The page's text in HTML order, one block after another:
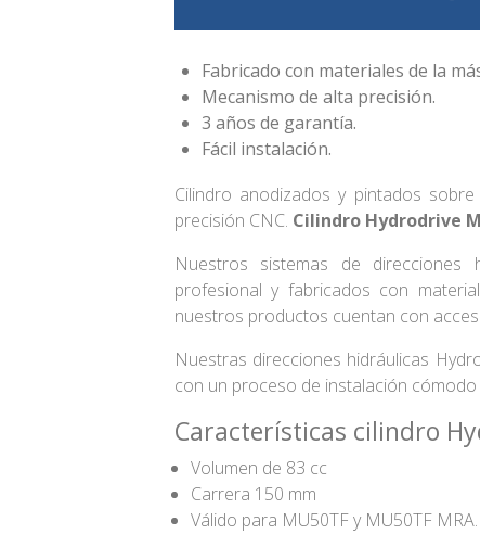
Fabricado con materiales de la
Mecanismo de alta precisión.
3 años de garantía.
Fácil instalación.
Cilindro anodizados y pintados
precisión CNC. Cilindro Hydrodrive
Nuestros sistemas de
profesional y fabricados con
nuestros productos cuentan con
Nuestras direcciones hidráulicas
con un proceso de instalación cómodo
Características cilindro
Volumen de 83 cc
Carrera 150 mm
Válido para MU50TF y MU50TF MRA.